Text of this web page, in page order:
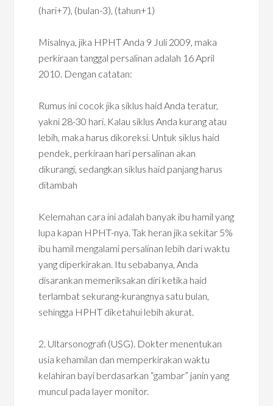
(hari+7), (bulan-3), (tahun+1)
Misalnya, jika HPHT Anda 9 Juli 2009, maka
perkiraan tanggal persalinan adalah 16 April
2010. Dengan catatan:
Rumus ini cocok jika siklus haid Anda teratur,
yakni 28-30 hari. Kalau siklus Anda kurang atau
lebih, maka harus dikoreksi. Untuk siklus haid
pendek, perkiraan hari persalinan akan
dikurangi, sedangkan siklus haid panjang harus
ditambah
Kelemahan cara ini adalah banyak ibu hamil yang
lupa kapan HPHT-nya. Tak heran jika sekitar 5%
ibu hamil mengalami persalinan lebih dari waktu
yang diperkirakan. Itu sebabanya, Anda
disarankan memeriksakan diri ketika haid
terlambat sekurang-kurangnya satu bulan,
sehingga HPHT diketahui lebih akurat.
2. Ultarsonografi (USG). Dokter menentukan
usia kehamilan dan memperkirakan waktu
kelahiran bayi berdasarkan “gambar” janin yang
muncul pada layer monitor.